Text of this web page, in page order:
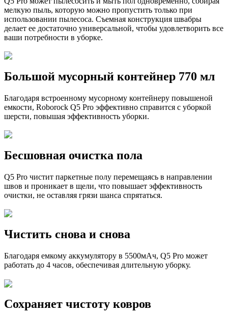
мелкую пыль, которую можно пропустить только при
использовании пылесоса. Съемная конструкция швабры
делает ее достаточно универсальной, чтобы удовлетворить все
ваши потребности в уборке.
Большой мусорный контейнер 770 мл
Благодаря встроенному мусорному контейнеру повышеной
емкости, Roborock Q5 Pro эффективно справится с уборкой
шерсти, повышая эффективность уборки.
Бесшовная очистка пола
Q5 Pro чистит паркетные полу перемещаясь в направлении
швов и проникает в щели, что повышает эффективность
очистки, не оставляя грязи шанса спрятаться.
Чистить снова и снова
Благодаря емкому аккумулятору в 5500мАч, Q5 Pro может
работать до 4 часов, обеспечивая длительную уборку.
Сохраняет чистоту ковров